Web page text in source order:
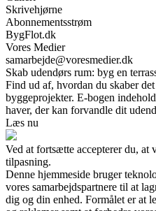
Skrivehjørne
Abonnementsstrøm
BygFlot.dk
Vores Medier
samarbejde@voresmedier.dk
Skab udendørs rum: byg en
Find ud af, hvordan du skaber
byggeprojekter. E-bogen
haver, der kan forvandle dit
Læs nu
Ved at fortsætte accepterer du, at
tilpasning.
Denne hjemmeside bruger
vores samarbejdspartnere til at
dig og din enhed. Formålet er at